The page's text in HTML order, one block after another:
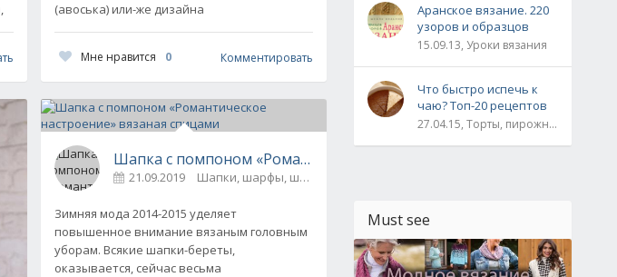
(авоська) или-же дизайна
Мне нравится 0 Комментировать
Шапка с помпоном «Романтическое настроение» вязаная спицами
21.09.2019 Шапки, шарфы, шали, снуды и палантины
Зимняя мода 2014-2015 уделяет
повышенное внимание вязаным головным
уборам. Всякие шапки-береты,
оказывается, сейчас весьма
Аранское вязание. 220
узоров и образцов
15.09.13, Уроки вязания
Что быстро испечь к
чаю? Топ-20 рецептов
27.04.15, Торты, пирожные, рулеты / Булки, пироги / Печенье, кексы, маффины / На скорую руку
Must see